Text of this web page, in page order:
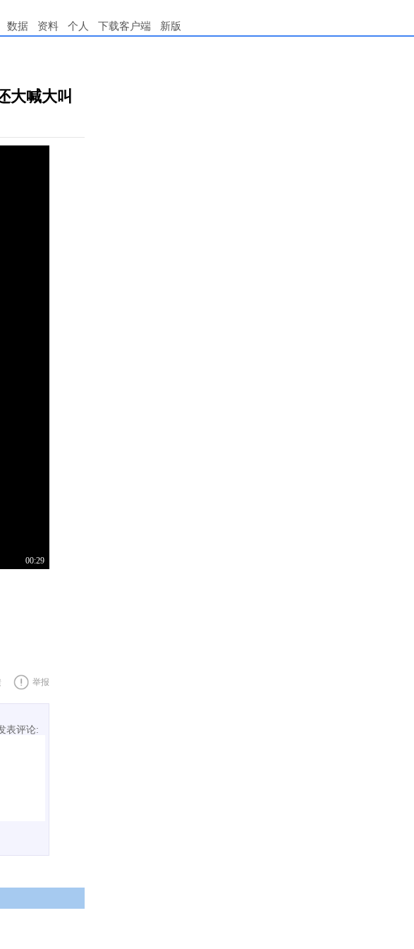
数据 资料 个人 下载客户端 新版
大喊大叫
00:29
举报
表评论: